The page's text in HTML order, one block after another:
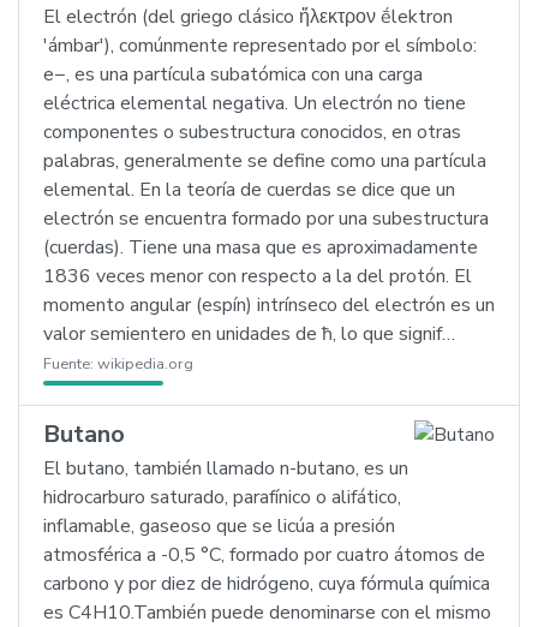
El electrón (del griego clásico ἤλεκτρον ḗlektron
'ámbar'), comúnmente representado por el símbolo:
e−, es una partícula subatómica con una carga
eléctrica elemental negativa. Un electrón no tiene
componentes o subestructura conocidos, en otras
palabras, generalmente se define como una partícula
elemental. En la teoría de cuerdas se dice que un
electrón se encuentra formado por una subestructura
(cuerdas). Tiene una masa que es aproximadamente
1836 veces menor con respecto a la del protón. El
momento angular (espín) intrínseco del electrón es un
valor semientero en unidades de ħ, lo que signif…
Fuente: wikipedia.org
Butano
El butano, también llamado n-butano, es un
hidrocarburo saturado, parafínico o alifático,
inflamable, gaseoso que se licúa a presión
atmosférica a -0,5 °C, formado por cuatro átomos de
carbono y por diez de hidrógeno, cuya fórmula química
es C4H10.También puede denominarse con el mismo